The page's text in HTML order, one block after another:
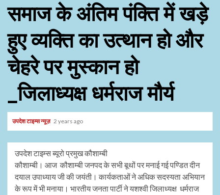
समाज के अंतिम पंक्ति में खड़े
हुए व्यक्ति का उत्थान हो और
चेहरे पर मुस्कान हो
_जिलाध्यक्ष धर्मराज मौर्य
उपदेश टाइम्स न्यूज़ 2 years ago
उपदेश टाइम्स ब्यूरो प्रमुख कौशाम्बी
कौशाम्बी। आज कौशाम्बी जनपद के सभी बूथों पर मनाई गई पण्डित दीन
दयाल उपाध्याय जी की जयंती। कार्यकताओं ने अधिक सदस्यता अभियान
के रूप में भी मनाया। भारतीय जनता पार्टी ने यशश्वी जिलाध्यक्ष धर्मराज